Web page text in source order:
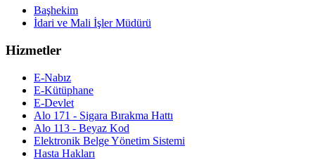
Başhekim
İdari ve Mali İşler Müdürü
Hizmetler
E-Nabız
E-Kütüphane
E-Devlet
Alo 171 - Sigara Bırakma Hattı
Alo 113 - Beyaz Kod
Elektronik Belge Yönetim Sistemi
Hasta Hakları